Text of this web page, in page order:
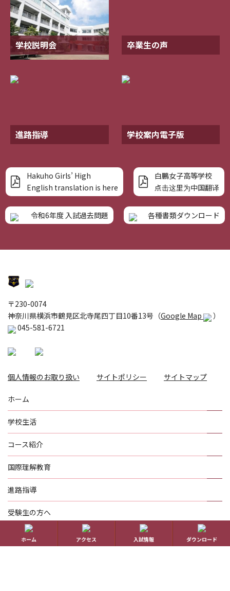
学校説明会 卒業生の声
進路指導 学校案内電子版
Hakuho Girls’ High
English translation is here
白鵬女子高等学校
点击这里为中国翻译
令和6年度 入試過去問題 各種書類ダウンロード
〒230-0074
神奈川県横浜市鶴見区北寺尾四丁目10番13号（Google Map
）
045-581-6721
個人情報のお取り扱い サイトポリシー サイトマップ
ホーム
学校生活
コース紹介
国際理解教育
進路指導
受験生の方へ
帰国生の方へ
ホーム アクセス 入試情報 ダウンロード